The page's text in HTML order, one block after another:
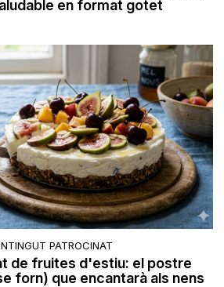
en format gotet
PATROCINAT
de fruites d'estiu: el postre
forn) que encantarà als nens